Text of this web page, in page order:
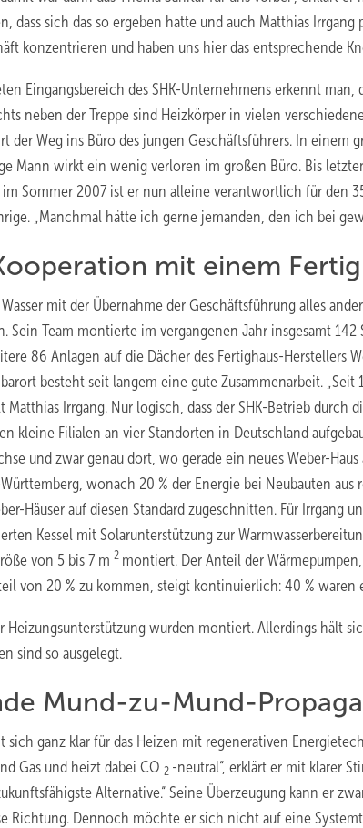
dass sich das so ergeben hatte und auch Matthias
konzentrieren und haben uns hier das entsprechende
Eingangsbereich des SHK-Unternehmens erkennt man,
neben der Treppe sind Heizkörper in vielen
der Weg ins Büro des jungen Geschäftsführers. In einem
Mann wirkt ein wenig verloren im großen Büro. Bis
im Sommer 2007 ist er nun alleine verantwortlich für den
„Manchmal hätte ich gerne jemanden, den ich bei
mit einem
mit der Übernahme der Geschäftsführung alles
Sein Team montierte im vergangenen Jahr insgesamt
86 Anlagen auf die Dächer des Fertighaus-Herstellers
besteht seit langem eine gute Zusammenarbeit. „Seit
Matthias Irrgang. Nur logisch, dass der SHK-Betrieb durch
kleine Filialen an vier Standorten in Deutschland
und zwar genau dort, wo gerade ein neues Weber-
wonach 20 % der Energie bei Neubauten
Häuser auf diesen Standard zugeschnitten. Für Irrgang
Kessel mit Solarunterstützung zur
von 5 bis 7 m 2 montiert. Der Anteil der
von 20 % zu kommen, steigt kontinuierlich: 40 % waren
Heizungsunterstützung wurden montiert. Allerdings hält
sind so ausgelegt.
Mund-zu-Mund-
sich ganz klar für das Heizen mit regenerativen
Gas und heizt dabei CO 2 -neutral“, erklärt er mit klarer
Alternative.“ Seine Überzeugung kann er
Richtung. Dennoch möchte er sich nicht auf eine